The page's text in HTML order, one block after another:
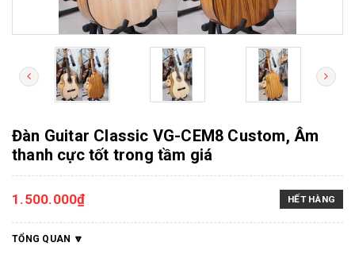
Đàn Guitar Classic VG-CEM8 Custom, Âm
thanh cực tốt trong tầm giá
1.500.000₫ HẾT HÀNG
TỔNG QUAN